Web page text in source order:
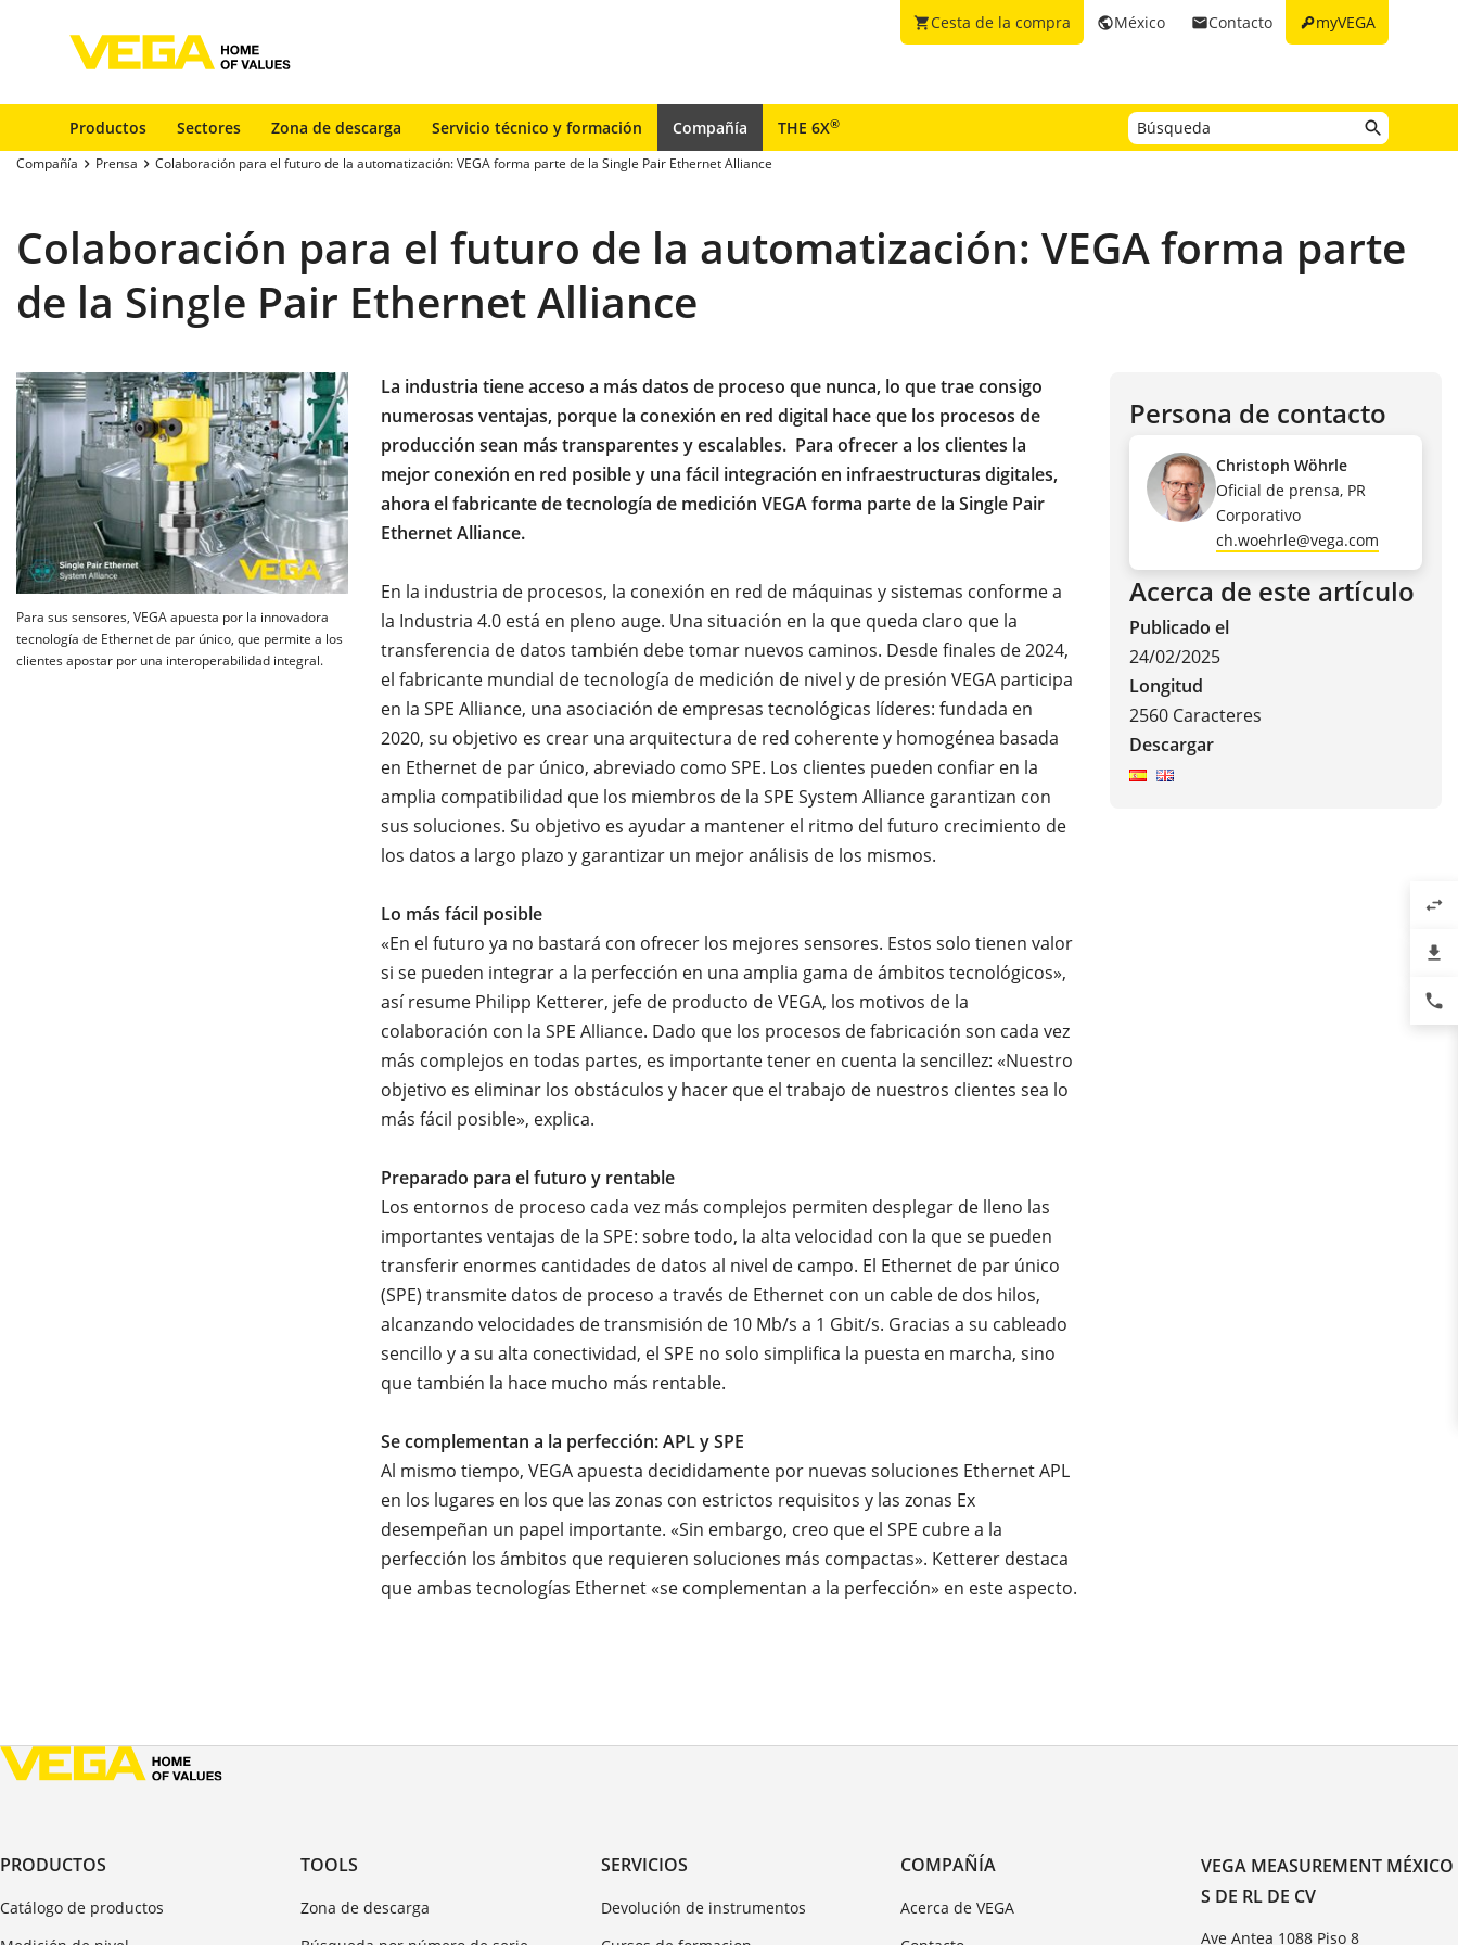
keymyVEGA
emailContacto
publicMéxico
shopping_cartCesta de la compra
Productos Sectores Zona de descarga Servicio técnico y formación Compañía THE 6X®
Compañía Prensa Colaboración para el futuro de la automatización: VEGA forma parte de la Single Pair Ethernet Alliance
Colaboración para el futuro de la automatización: VEGA forma parte
de la Single Pair Ethernet Alliance
Para sus sensores, VEGA apuesta por la innovadora
tecnología de Ethernet de par único, que permite a los
clientes apostar por una interoperabilidad integral.
La industria tiene acceso a más datos de proceso que nunca, lo que trae consigo
numerosas ventajas, porque la conexión en red digital hace que los procesos de
producción sean más transparentes y escalables. Para ofrecer a los clientes la
mejor conexión en red posible y una fácil integración en infraestructuras digitales,
ahora el fabricante de tecnología de medición VEGA forma parte de la Single Pair
Ethernet Alliance.
En la industria de procesos, la conexión en red de máquinas y sistemas conforme a
la Industria 4.0 está en pleno auge. Una situación en la que queda claro que la
transferencia de datos también debe tomar nuevos caminos. Desde finales de 2024,
el fabricante mundial de tecnología de medición de nivel y de presión VEGA participa
en la SPE Alliance, una asociación de empresas tecnológicas líderes: fundada en
2020, su objetivo es crear una arquitectura de red coherente y homogénea basada
en Ethernet de par único, abreviado como SPE. Los clientes pueden confiar en la
amplia compatibilidad que los miembros de la SPE System Alliance garantizan con
sus soluciones. Su objetivo es ayudar a mantener el ritmo del futuro crecimiento de
los datos a largo plazo y garantizar un mejor análisis de los mismos.
Lo más fácil posible
«En el futuro ya no bastará con ofrecer los mejores sensores. Estos solo tienen valor
si se pueden integrar a la perfección en una amplia gama de ámbitos tecnológicos»,
así resume Philipp Ketterer, jefe de producto de VEGA, los motivos de la
colaboración con la SPE Alliance. Dado que los procesos de fabricación son cada vez
más complejos en todas partes, es importante tener en cuenta la sencillez: «Nuestro
objetivo es eliminar los obstáculos y hacer que el trabajo de nuestros clientes sea lo
más fácil posible», explica.
Preparado para el futuro y rentable
Los entornos de proceso cada vez más complejos permiten desplegar de lleno las
importantes ventajas de la SPE: sobre todo, la alta velocidad con la que se pueden
transferir enormes cantidades de datos al nivel de campo. El Ethernet de par único
(SPE) transmite datos de proceso a través de Ethernet con un cable de dos hilos,
alcanzando velocidades de transmisión de 10 Mb/s a 1 Gbit/s. Gracias a su cableado
sencillo y a su alta conectividad, el SPE no solo simplifica la puesta en marcha, sino
que también la hace mucho más rentable.
Se complementan a la perfección: APL y SPE
Al mismo tiempo, VEGA apuesta decididamente por nuevas soluciones Ethernet APL
en los lugares en los que las zonas con estrictos requisitos y las zonas Ex
desempeñan un papel importante. «Sin embargo, creo que el SPE cubre a la
perfección los ámbitos que requieren soluciones más compactas». Ketterer destaca
que ambas tecnologías Ethernet «se complementan a la perfección» en este aspecto.
Persona de contacto
Christoph Wöhrle
Oficial de prensa, PR
Corporativo
ch.woehrle@vega.com
Acerca de este artículo
Publicado el
24/02/2025
Longitud
2560 Caracteres
Descargar
PRODUCTOS
Catálogo de productos
TOOLS
Zona de descarga
SERVICIOS
Devolución de instrumentos
COMPAÑÍA
Acerca de VEGA
VEGA MEASUREMENT MÉXICO
S DE RL DE CV
Ave Antea 1088 Piso 8
swap_horiz
file_download
phone